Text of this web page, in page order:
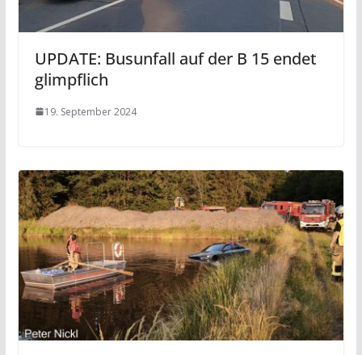
UPDATE: Busunfall auf der B 15 endet
glimpflich
19. September 2024